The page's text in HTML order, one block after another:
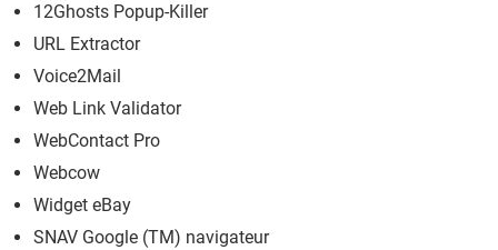
12Ghosts Popup-Killer
URL Extractor
Voice2Mail
Web Link Validator
WebContact Pro
Webcow
Widget eBay
SNAV Google (TM) navigateur